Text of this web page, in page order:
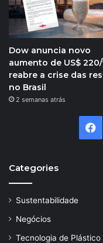
Dow anuncia novo
aumento de US$
reabre a crise das
no Brasil
2 semanas atrás
Categories
Sustentabilidade
Negócios
Tecnologia de Plástico